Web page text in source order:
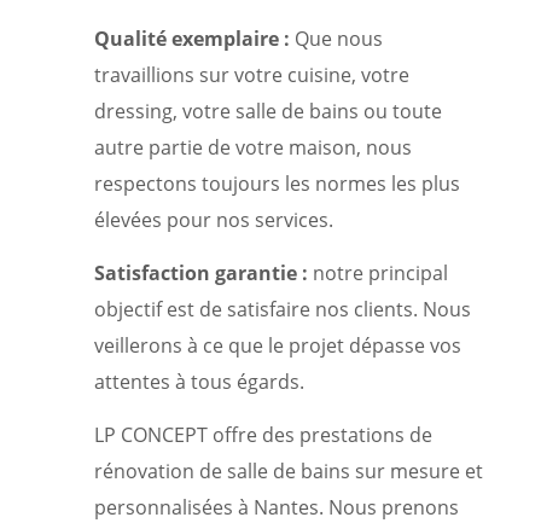
Qualité exemplaire : Que nous
travaillions sur votre cuisine, votre
dressing, votre salle de bains ou toute
autre partie de votre maison, nous
respectons toujours les normes les plus
élevées pour nos services.
Satisfaction garantie : notre principal
objectif est de satisfaire nos clients. Nous
veillerons à ce que le projet dépasse vos
attentes à tous égards.
LP CONCEPT offre des prestations de
rénovation de salle de bains sur mesure et
personnalisées à Nantes. Nous prenons